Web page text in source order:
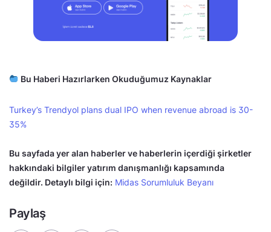
Bu Haberi Hazırlarken Okuduğumuz Kaynaklar
Turkey’s Trendyol plans dual IPO when revenue abroad is 30-
35%
Bu sayfada yer alan haberler ve haberlerin içerdiği şirketler
hakkındaki bilgiler yatırım danışmanlığı kapsamında
değildir. Detaylı bilgi için: Midas Sorumluluk Beyanı
Paylaş